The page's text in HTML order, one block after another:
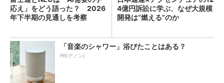
応え」をどう語った？ 2026
年下半期の見通しを考察
4億円訴訟に学ぶ、なぜ大規模
開発は“燃える”のか
「音楽のシャワー」浴びたことはある？
PR(デノン)